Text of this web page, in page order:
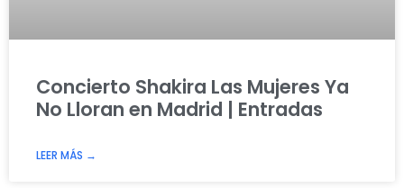
Concierto Shakira Las Mujeres Ya
No Lloran en Madrid | Entradas
LEER MÁS →